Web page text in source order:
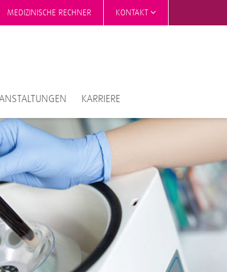
MEDIZINISCHE RECHNER KONTAKT
KARRIERE